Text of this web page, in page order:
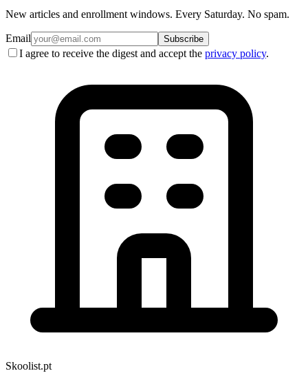
New articles and enrollment windows. Every Saturday. No spam.
Email Subscribe
I agree to receive the digest and accept the privacy policy.
Skoolist.pt